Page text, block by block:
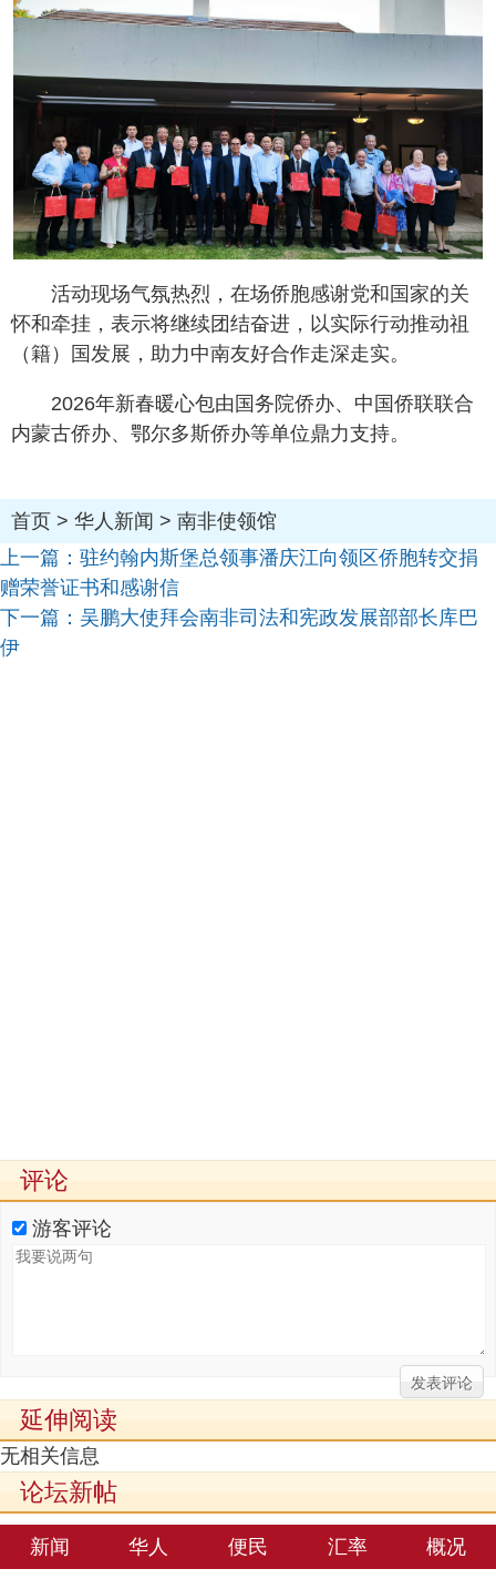
活动现场气氛热烈，在场侨胞感谢党和国家的关
怀和牵挂，表示将继续团结奋进，以实际行动推动祖
（籍）国发展，助力中南友好合作走深走实。
2026年新春暖心包由国务院侨办、中国侨联联合
内蒙古侨办、鄂尔多斯侨办等单位鼎力支持。
首页 > 华人新闻 > 南非使领馆
上一篇： 驻约翰内斯堡总领事潘庆江向领区侨胞转交捐
赠荣誉证书和感谢信
下一篇： 吴鹏大使拜会南非司法和宪政发展部部长库巴
伊
评论
游客评论
延伸阅读
无相关信息
论坛新帖
新闻 华人 便民 汇率 概况